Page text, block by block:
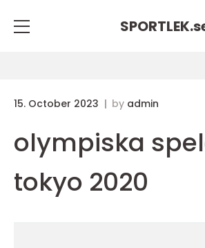
SPORTLEK.
15. October 2023 by admin
olympiska
tokyo 2020